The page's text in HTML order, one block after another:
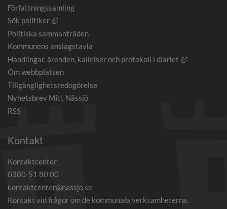
Författningssamling
Sök politiker
Länk till annan webbplats, öppnas i nytt fönster.
Politiska sammanträden
Kommunens anslagstavla
Handlingar, ärenden, kallelser och protokoll i diariet
Länk till
Om webbplatsen
Tillgänglighetsredogörelse
Nyhetsbrev Mitt Nässjö
RSS
Kontakt
Kontaktcenter
0380-51 80 00
kontaktcenter@nassjo.se
Kontakt vid frågor om de kommunala verksamheterna.